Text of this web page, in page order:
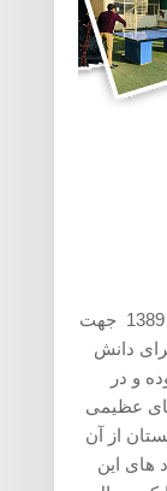
آموزشگاه عالی امید افغانستان در سال 1389 جهت
دانش
و در
های عظیمی
از آن
های این